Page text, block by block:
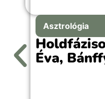
Asztrológia
Éva,